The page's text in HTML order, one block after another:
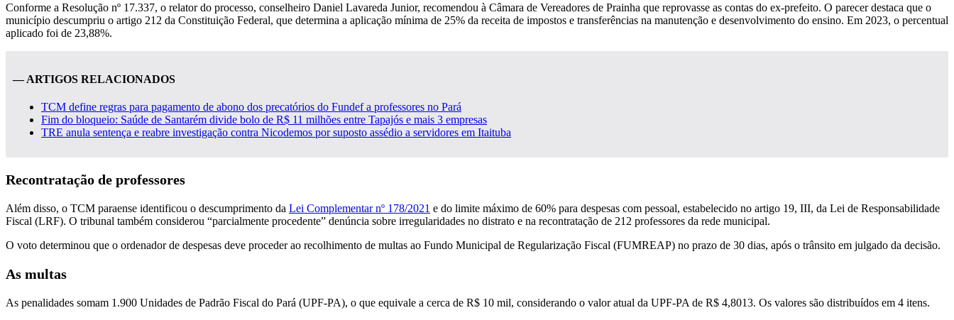
Conforme a Resolução nº 17.337, o relator do processo, conselheiro Daniel Lavareda Junior, recomendou à Câmara de Vereadores de Prainha que reprovasse as contas do ex-prefeito. O parecer destaca que o
município descumpriu o artigo 212 da Constituição Federal, que determina a aplicação mínima de 25% da receita de impostos e transferências na manutenção e desenvolvimento do ensino. Em 2023, o percentual
aplicado foi de 23,88%.
— ARTIGOS RELACIONADOS
TCM define regras para pagamento de abono dos precatórios do Fundef a professores no Pará
Fim do bloqueio: Saúde de Santarém divide bolo de R$ 11 milhões entre Tapajós e mais 3 empresas
TRE anula sentença e reabre investigação contra Nicodemos por suposto assédio a servidores em Itaituba
Recontratação de professores
Além disso, o TCM paraense identificou o descumprimento da Lei Complementar nº 178/2021 e do limite máximo de 60% para despesas com pessoal, estabelecido no artigo 19, III, da Lei de Responsabilidade
Fiscal (LRF). O tribunal também considerou “parcialmente procedente” denúncia sobre irregularidades no distrato e na recontratação de 212 professores da rede municipal.
O voto determinou que o ordenador de despesas deve proceder ao recolhimento de multas ao Fundo Municipal de Regularização Fiscal (FUMREAP) no prazo de 30 dias, após o trânsito em julgado da decisão.
As multas
As penalidades somam 1.900 Unidades de Padrão Fiscal do Pará (UPF-PA), o que equivale a cerca de R$ 10 mil, considerando o valor atual da UPF-PA de R$ 4,8013. Os valores são distribuídos em 4 itens.